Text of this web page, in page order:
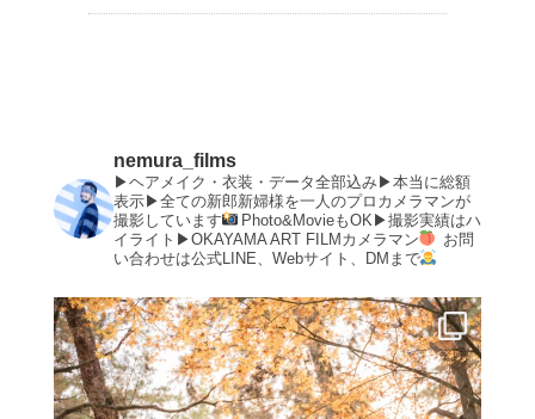
nemura_films
▶︎ヘアメイク・衣装・データ全部込み▶︎本当に総額
表示▶︎全ての新郎新婦様を一人のプロカメラマンが
撮影しています
Photo&MovieもOK▶︎撮影実績はハ
イライト▶︎OKAYAMA ART FILMカメラマン
お問
い合わせは公式LINE、Webサイト、DMまで